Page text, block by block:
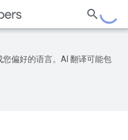
偏好的语言。AI 翻译可能包